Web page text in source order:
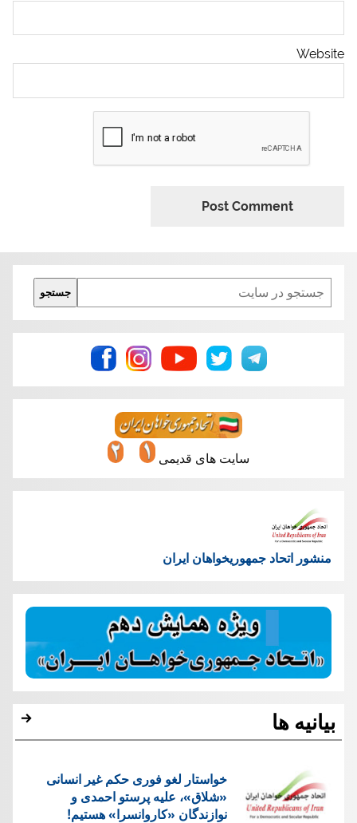
Website
Search
جستجو
سایت های قدیمی
منشور اتحاد جمهوریخواهان ایران
بیانیه ها
خواستار لغو فوری حکم غیر انسانی
«شلاق»، علیه پرستو احمدی و
نوازندگان «کاروانسرا» هستیم!